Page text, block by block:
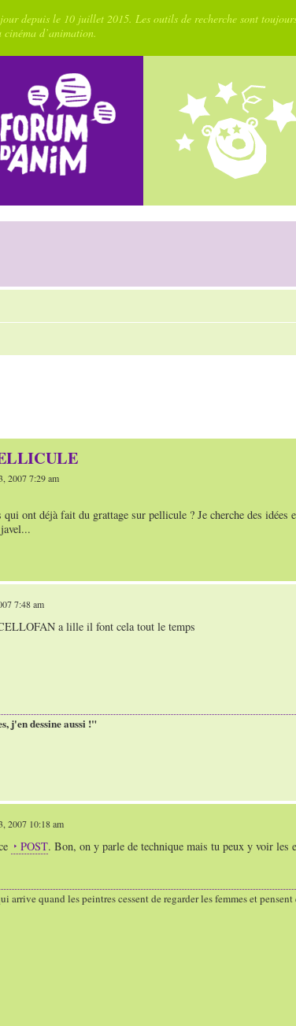
depuis le 10 juillet 2015. Les outils de recherche sont
d’animation.
2007 7:29 am
ont déjà fait du grattage sur pellicule ? Je cherche des idées
7:48 am
a lille il font cela tout le temps
j'en dessine aussi !"
2007 10:18 am
POST. Bon, on y parle de technique mais tu peux y voir les
arrive quand les peintres cessent de regarder les femmes et